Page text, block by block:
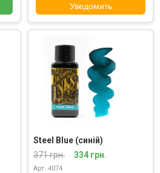
Уведомить
Steel Blue (синій)
371 грн.
334 грн.
Арт. 4074